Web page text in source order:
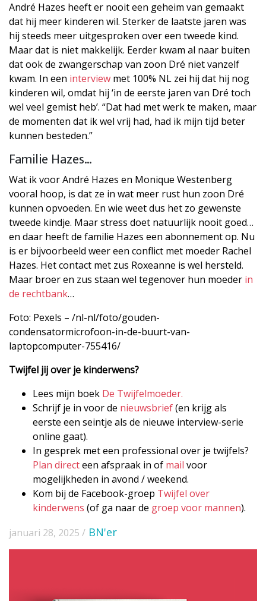
André Hazes heeft er nooit een geheim van gemaakt
dat hij meer kinderen wil. Sterker de laatste jaren was
hij steeds meer uitgesproken over een tweede kind.
Maar dat is niet makkelijk. Eerder kwam al naar buiten
dat ook de zwangerschap van zoon Dré niet vanzelf
kwam. In een interview met 100% NL zei hij dat hij nog
kinderen wil, omdat hij ‘in de eerste jaren van Dré toch
wel veel gemist heb’. “Dat had met werk te maken, maar
de momenten dat ik wel vrij had, had ik mijn tijd beter
kunnen besteden.”
Familie Hazes…
Wat ik voor André Hazes en Monique Westenberg
vooral hoop, is dat ze in wat meer rust hun zoon Dré
kunnen opvoeden. En wie weet dus het zo gewenste
tweede kindje. Maar stress doet natuurlijk nooit goed…
en daar heeft de familie Hazes een abonnement op. Nu
is er bijvoorbeeld weer een conflict met moeder Rachel
Hazes. Het contact met zus Roxeanne is wel hersteld.
Maar broer en zus staan wel tegenover hun moeder in
de rechtbank…
Foto: Pexels – /nl-nl/foto/gouden-
condensatormicrofoon-in-de-buurt-van-
laptopcomputer-755416/
Twijfel jij over je kinderwens?
Lees mijn boek De Twijfelmoeder.
Schrijf je in voor de nieuwsbrief(en krijg als
eerste een seintje als de nieuwe interview-serie
online gaat).
In gesprek met een professional over je twijfels?
Plan directeen afspraak in of mail voor
mogelijkheden in avond / weekend.
Kom bij de Facebook-groep Twijfel over
kinderwens (of ga naar de groep voor mannen).
januari 28, 2025 / BN'er